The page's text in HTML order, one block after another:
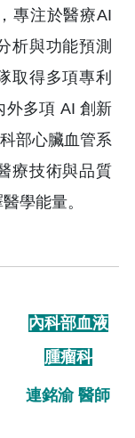
專注於醫療AI
析與功能預測
取得多項專利
外多項 AI 創新
部心臟血管系
療技術與品質
學能量。
內科部血液
腫瘤科
連銘渝 醫師